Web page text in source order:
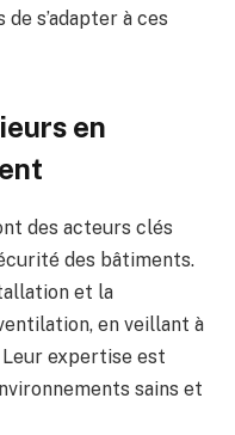
s’adapter à ces
en
des acteurs clés
des bâtiments.
et la
en veillant à
expertise est
sains et